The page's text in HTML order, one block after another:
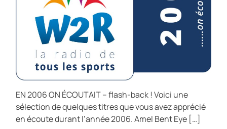
EN 2006 ON ÉCOUTAIT – flash-back ! Voici une
sélection de quelques titres que vous avez apprécié
en écoute durant l’année 2006. Amel Bent Eye […]